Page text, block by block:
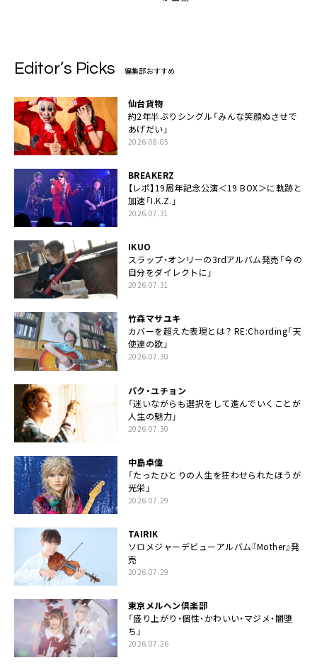
Editor’s Picks 編集部おすすめ
仙台貨物
約2年半ぶりシングル「みんな笑顔ぬさせで
あげだい」
2026.08.05
BREAKERZ
【レポ】19周年記念公演＜19 BOX＞に軌跡と
加速「I.K.Z.」
2026.07.31
IKUO
スラップ・オンリーの3rdアルバム発売「今の
自分をダイレクトに」
2026.07.31
竹森マサユキ
カバーを超えた表現とは？ RE:Chording「天
使達の歌」
2026.07.30
パク・ユチョン
「迷いながらも選択をして進んでいくことが
人生の魅力」
2026.07.30
中島卓偉
「たったひとりの人生を狂わせられたほうが
光栄」
2026.07.29
TAIRIK
ソロメジャーデビューアルバム『Mother』発
売
2026.07.29
東京メルヘン倶楽部
「盛り上がり・個性・かわいい・マジメ・闇堕
ち」
2026.07.26